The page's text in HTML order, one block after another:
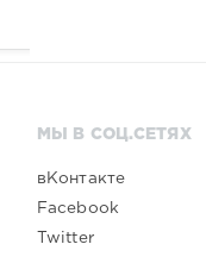
МЫ В СОЦ.СЕТЯХ
вКонтакте
Facebook
Twitter